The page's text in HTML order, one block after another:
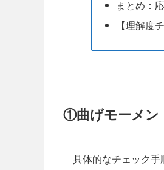
まとめ：
【理解度
①曲げモーメン
具体的なチェック手